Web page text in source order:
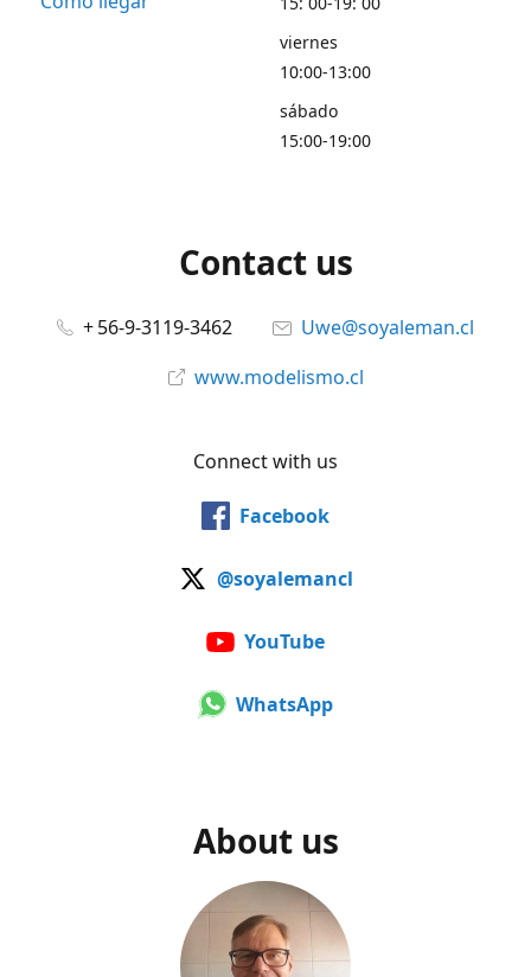
viernes
10:00-13:00
sábado
15:00-19:00
Contact us
+ 56-9-3119-3462
Uwe@soyaleman.cl
www.modelismo.cl
Connect with us
Facebook
@soyalemancl
YouTube
WhatsApp
About us